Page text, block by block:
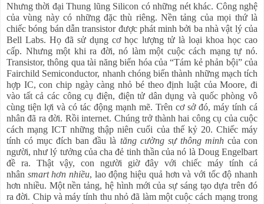
Nhưng thời đại Thung lũng Silicon có những nét khác. Công nghệ
của vùng này có những đặc thù riêng. Nền tảng của mọi thứ là
chiếc bóng bán dẫn transistor được phát minh bởi ba nhà vật lý của
Bell Labs. Họ đã sử dụng cơ học lượng tử là loại khoa học cao
cấp. Nhưng một khi ra đời, nó làm một cuộc cách mạng tự nó.
Transistor, thông qua tài năng biến hóa của “Tám kẻ phản bội” của
Fairchild Semiconductor, nhanh chóng biến thành những mạch tích
hợp IC, con chip ngày càng nhỏ bé theo định luật của Moore, đi
vào tất cả các công cụ điện, điện tử dân dụng và quốc phòng vô
cùng tiện lợi và có tác động mạnh mẽ. Trên cơ sở đó, máy tính cá
nhân đã ra đời. Rồi internet. Chúng trở thành hai công cụ của cuộc
cách mạng ICT những thập niên cuối của thế kỷ 20. Chiếc máy
tính có mục đích ban đầu là tăng cường sự thông minhcủa con
người, như lý tưởng của cha đẻ tinh thần của nó là Doug Engelbart
đề ra. Thật vậy, con người giờ đây với chiếc máy tính cá
nhân smart hơn nhiều, lao động hiệu quả hơn và với tốc độ nhanh
hơn nhiều. Một nền tảng, hệ hình mới của sự sáng tạo dựa trên đó
ra đời. Chip và máy tính thu nhỏ đã làm một cuộc cách mạng trong